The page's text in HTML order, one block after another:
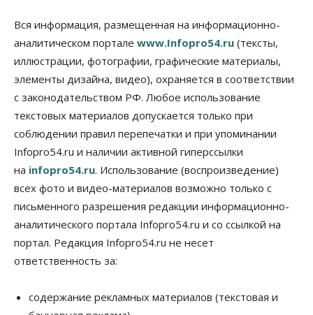
Бизнес
В Новосибирске сформировалось
профессиональное сообщество стендап-комиков
10 Августа 2026, 13:30
Недвижимость
Антон Рехтин: Вместе строим будущее
10 Августа 2026, 13:15
Цены в ресторанах Новосибирска выросли на 8%
10 Августа 2026, 13:00
Власть
Духовная и медицинская помощь: корабль-
церковь посетит 50 поселений Новосибирской
области
В Новосибирской области число дел о
банкротстве с начала года выросло на 7,2 %
Вся информация, размещенная на информационно-
аналитическом портале www.Infopro54.ru (тексты,
иллюстрации, фотографии, графические материалы,
элементы дизайна, видео), охраняется в соответствии
с законодательством РФ. Любое использование
текстовых материалов допускается только при
соблюдении правил перепечатки и при упоминании
Infopro54.ru и наличии активной гиперссылки
на infopro54.ru. Использование (воспроизведение)
всех фото и видео-материалов возможно только с
письменного разрешения редакции информационно-
аналитического портала Infopro54.ru и со ссылкой на
портал. Редакция Infopro54.ru не несет
ответственность за:
содержание рекламных материалов (текстовая и